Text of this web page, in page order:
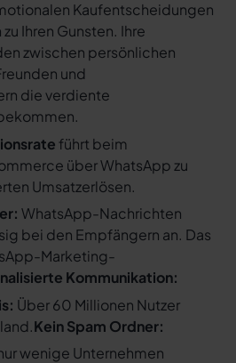
Kaufentscheidungen
Ihren Gunsten. Ihre
zwischen persönlichen
und
die verdiente
führt beim
über WhatsApp zu
Umsatzerlösen.
WhatsApp-Nachrichten
bei den Empfängern an. Das
Marketing-
Kommunikation:
Über 60 Millionen Nutzer
Kein Spam Ordner:
wenige Unternehmen